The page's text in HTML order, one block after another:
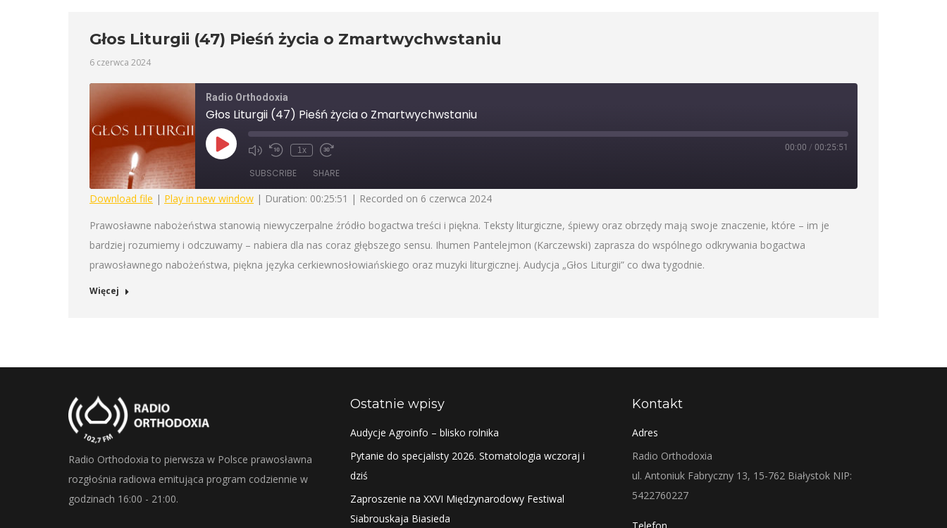
Głos Liturgii (47) Pieśń życia o Zmartwychwstaniu
6 czerwca 2024
Radio Orthodoxia
Głos Liturgii (47) Pieśń życia o Zmartwychwstaniu
Play
Episode Mute/Unmute
Rewind
Seconds
1x
Fast
30
seconds
00:00 / 00:25:51
SUBSCRIBE SHARE
RSS FEED
LINK
Download file | Play in new window | Duration: 00:25:51 | Recorded on 6 czerwca 2024
Prawosławne nabożeństwa stanowią niewyczerpalne źródło bogactwa treści i piękna. Teksty liturgiczne, śpiewy oraz obrzędy mają swoje znaczenie, które – im je
bardziej rozumiemy i odczuwamy – nabiera dla nas coraz głębszego sensu. Ihumen Pantelejmon (Karczewski) zaprasza do wspólnego odkrywania bogactwa
prawosławnego nabożeństwa, piękna języka cerkiewnosłowiańskiego oraz muzyki liturgicznej. Audycja „Głos Liturgii” co dwa tygodnie.
Więcej
Radio Orthodoxia to pierwsza w Polsce prawosławna
rozgłośnia radiowa emitująca program codziennie w
godzinach 16:00 - 21:00.
Ostatnie wpisy
Audycje Agroinfo – blisko rolnika
Pytanie do specjalisty 2026. Stomatologia wczoraj i
dziś
Zaproszenie na XXVI Międzynarodowy Festiwal
Siabrouskaja Biasieda
Kontakt
Adres
Radio Orthodoxia
ul. Antoniuk Fabryczny 13, 15-762 Białystok NIP:
5422760227